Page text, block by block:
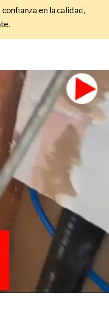
en la calidad,